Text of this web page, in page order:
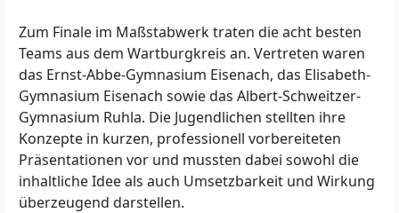
Zum Finale im Maßstabwerk traten die acht besten
Teams aus dem Wartburgkreis an. Vertreten waren
das Ernst-Abbe-Gymnasium Eisenach, das Elisabeth-
Gymnasium Eisenach sowie das Albert-Schweitzer-
Gymnasium Ruhla. Die Jugendlichen stellten ihre
Konzepte in kurzen, professionell vorbereiteten
Präsentationen vor und mussten dabei sowohl die
inhaltliche Idee als auch Umsetzbarkeit und Wirkung
überzeugend darstellen.